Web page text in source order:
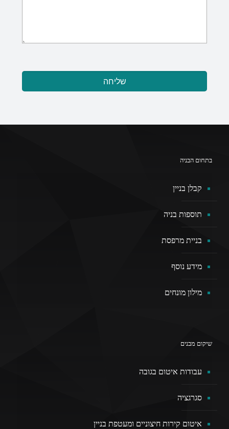
בתחום הבניה
קבלן בניין
תוספות בניה
בניית מרפסת
מידע נוסף
מילון מונחים
שיקום מבנים
עבודות איטום בגובה
סגרגציה
איטום קירות חיצוניים ומעטפת בניין